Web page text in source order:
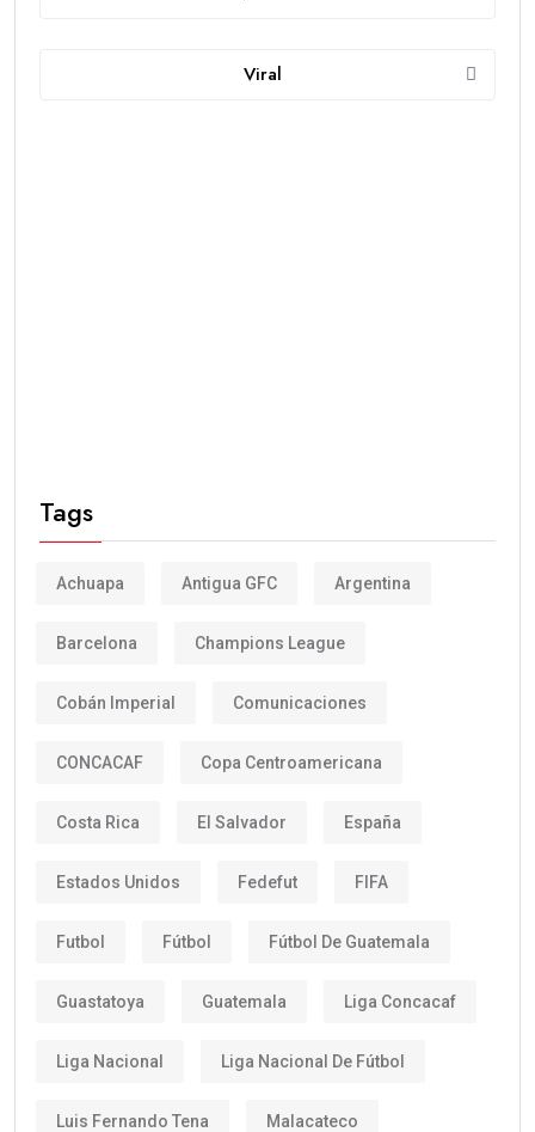
Viral
Tags
Achuapa Antigua GFC Argentina
Barcelona Champions League
Cobán Imperial Comunicaciones
CONCACAF Copa Centroamericana
Costa Rica El Salvador España
Estados Unidos Fedefut FIFA
Futbol Fútbol Fútbol De Guatemala
Guastatoya Guatemala Liga Concacaf
Liga Nacional Liga Nacional De Fútbol
Luis Fernando Tena Malacateco